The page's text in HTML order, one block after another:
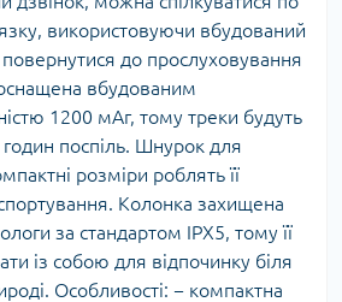
використовуючи вбудований
до прослуховування
вбудованим
1200 мАг, тому треки будуть
поспіль. Шнурок для
розміри роблять її
Колонка захищена
за стандартом IPX5, тому її
із собою для відпочинку біля
Особливості: − компактна